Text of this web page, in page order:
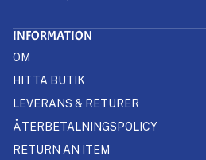
INFORMATION
OM
HITTA BUTIK
LEVERANS & RETURER
ÅTERBETALNINGSPOLICY
RETURN AN ITEM